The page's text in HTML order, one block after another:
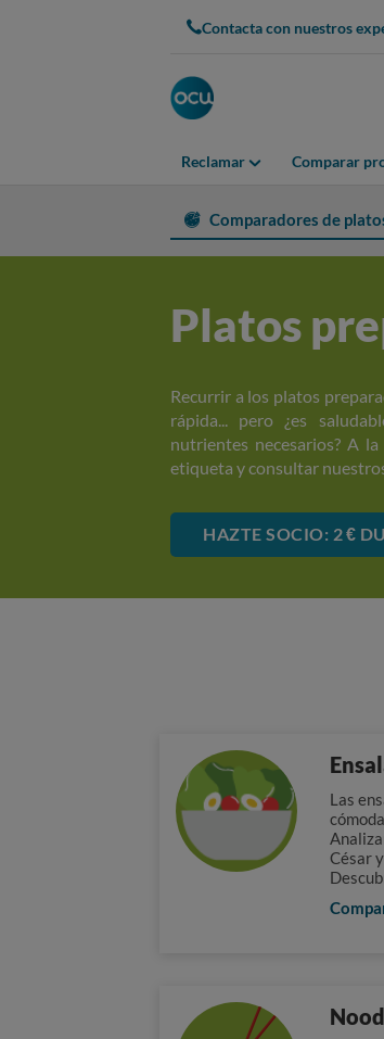
Contacta con nuestros
Reclamar Comparar
Comparadores de
Platos
Recurrir a los platos
rápida... pero ¿es
nutrientes necesarios? A
etiqueta y consultar
HAZTE SOCIO: 2 €
Las
César